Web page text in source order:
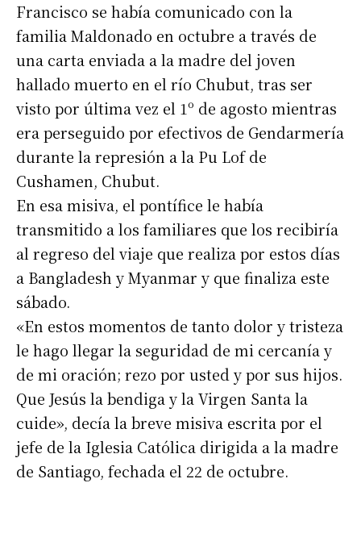
Francisco se había comunicado con la
familia Maldonado en octubre a través de
una carta enviada a la madre del joven
hallado muerto en el río Chubut, tras ser
visto por última vez el 1º de agosto mientras
era perseguido por efectivos de Gendarmería
durante la represión a la Pu Lof de
Cushamen, Chubut.
En esa misiva, el pontífice le había
transmitido a los familiares que los recibiría
al regreso del viaje que realiza por estos días
a Bangladesh y Myanmar y que finaliza este
sábado.
«En estos momentos de tanto dolor y tristeza
le hago llegar la seguridad de mi cercanía y
de mi oración; rezo por usted y por sus hijos.
Que Jesús la bendiga y la Virgen Santa la
cuide», decía la breve misiva escrita por el
jefe de la Iglesia Católica dirigida a la madre
de Santiago, fechada el 22 de octubre.